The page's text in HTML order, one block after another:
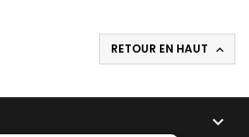
RETOUR EN HAUT 
